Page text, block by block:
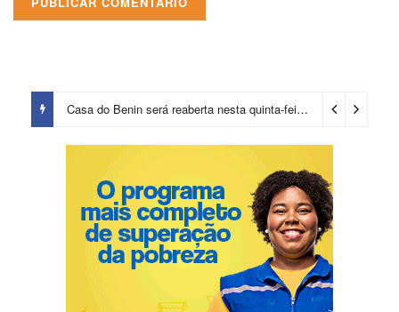
Casa do Benin será reaberta nesta quinta-feira (6) 3 dias ago